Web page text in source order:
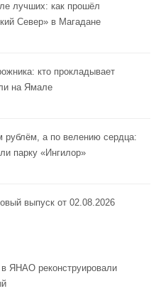
лучших: как прошёл
Север» в Магадане
кто прокладывает
на Ямале
рублём, а по велению сердца:
парку «Ингилор»
выпуск от 02.08.2026
ЯНАО реконструировали